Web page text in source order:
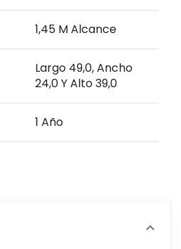
1,45 M Alcance
Largo 49,0, Ancho
24,0 Y Alto 39,0
1 Año